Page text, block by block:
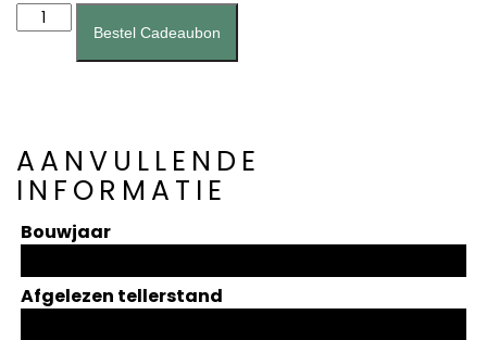
Brandstofpomp
(A0005)
Bestel Cadeaubon
AANVULLENDE
INFORMATIE
Bouwjaar
Afgelezen tellerstand